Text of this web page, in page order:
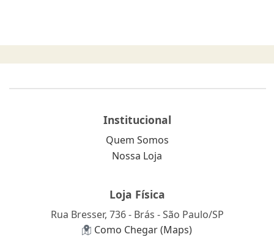
Institucional
Quem Somos
Nossa Loja
Loja Física
Rua Bresser, 736 - Brás - São Paulo/SP
Como Chegar (Maps)